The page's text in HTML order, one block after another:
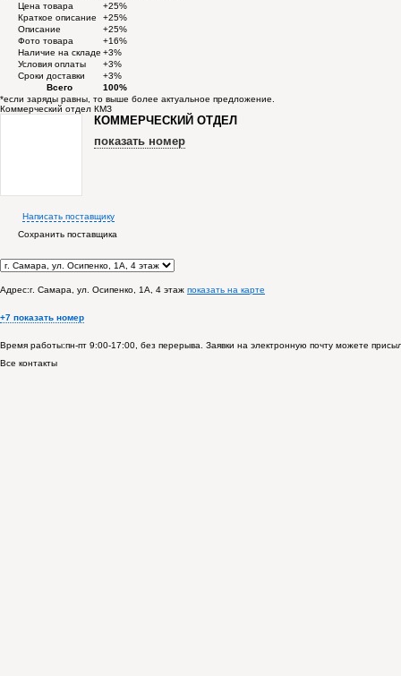
Цена товара
+25%
Краткое описание
+25%
Описание
+25%
Фото товара
+16%
Наличие на складе +3%
Условия оплаты
+3%
Сроки доставки
+3%
Всего
100%
*если заряды равны, то выше более актуальное предложение.
Коммерческий отдел КМЗ
КОММЕРЧЕСКИЙ ОТДЕЛ
показать номер
Написать поставщику
Сохранить поставщика
Адрес:г. Самара, ул. Осипенко, 1А, 4 этаж показать на карте
+7 показать номер
Время работы:пн-пт 9:00-17:00, без перерыва. Заявки на электронную почту можете
Все контакты